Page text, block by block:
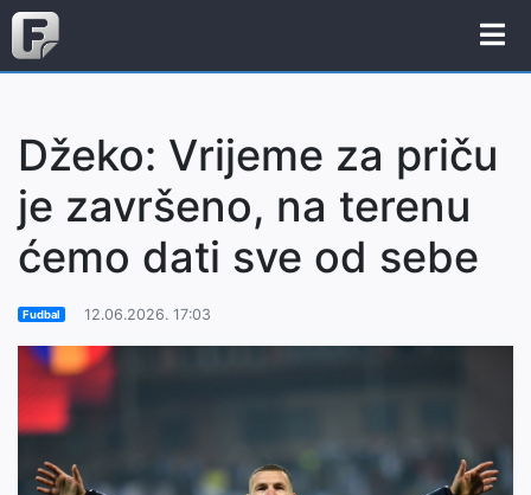
Džeko: Vrijeme za priču
je završeno, na terenu
ćemo dati sve od sebe
Fudbal 12.06.2026. 17:03